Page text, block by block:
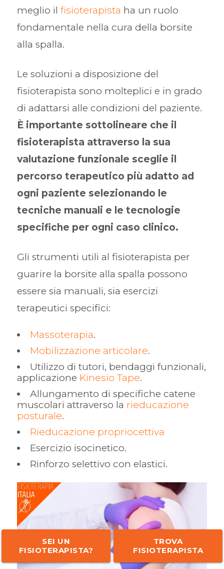
meglio il fisioterapista ha un ruolo
fondamentale nella cura della borsite
alla spalla.
Le soluzioni a disposizione del
fisioterapista sono molteplici e in grado
di adattarsi alle condizioni del paziente.
È importante sottolineare che il
fisioterapista attraverso la sua
valutazione funzionale sceglie il
percorso terapeutico più adatto ad
ogni paziente selezionando le
tecniche manuali e le tecnologie
specifiche per ogni caso clinico.
Gli strumenti utili al fisioterapista per
guarire la borsite alla spalla possono
essere sia manuali, sia esercizi
terapeutici specifici:
Massoterapia.
Mobilizzazione articolare.
Utilizzo di tutori, bendaggi funzionali,
applicazione Kinesio Tape.
Allungamento di specifiche catene
muscolari attraverso la rieducazione
posturale.
Rieducazione propriocettiva
Esercizio isocinetico.
Rinforzo selettivo con elastici.
SEI UN
FISIOTERAPISTA?
TROVA
FISIOTERAPISTA